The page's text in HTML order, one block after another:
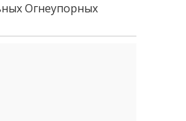
Огнеупорных